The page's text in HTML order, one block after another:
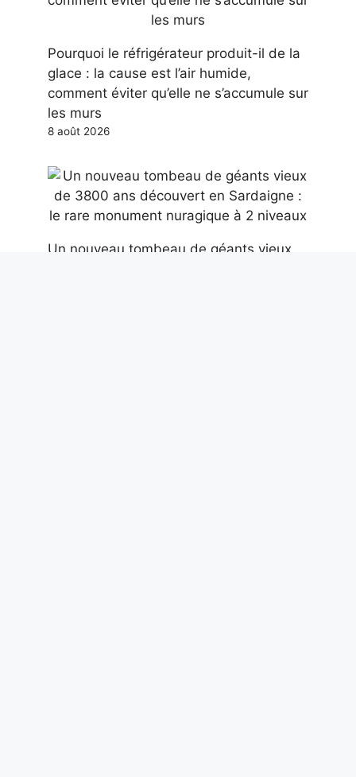
Pourquoi le réfrigérateur produit-il de la
glace : la cause est l’air humide,
comment éviter qu’elle ne s’accumule sur
les murs
8 août 2026
Un nouveau tombeau de géants vieux